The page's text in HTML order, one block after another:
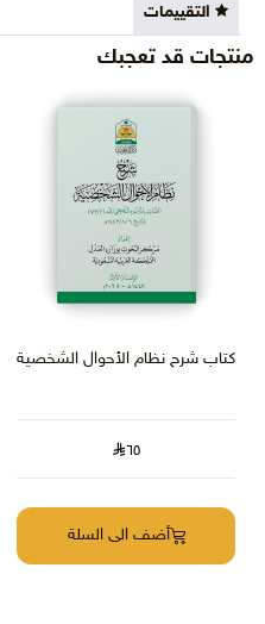
التقييمات
منتجات قد تعجبك
كتاب شرح نظام الأحوال الشخصية
٦٥
أضف الى السلة